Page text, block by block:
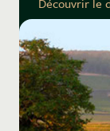
s'enracinent
est toujours
village
programme
maturités
livrer une